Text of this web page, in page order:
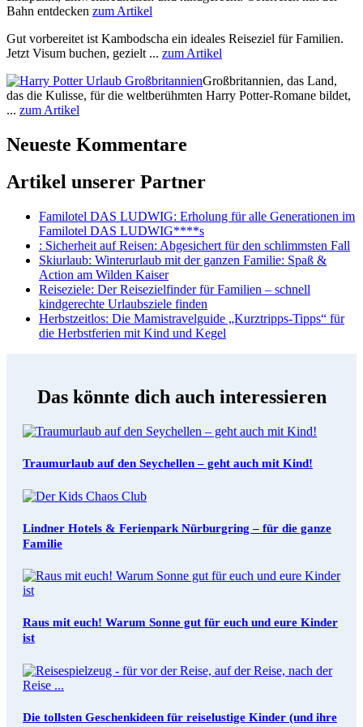
Bahn entdecken zum Artikel
Gut vorbereitet ist Kambodscha ein ideales Reiseziel für Familien.
Jetzt Visum buchen, gezielt ... zum Artikel
Großbritannien, das Land,
das die Kulisse, für die weltberühmten Harry Potter-Romane bildet,
... zum Artikel
Neueste Kommentare
Artikel unserer Partner
Familotel DAS LUDWIG: Erholung für alle Generationen im
Familotel DAS LUDWIG****s
: Sicherheit auf Reisen: Abgesichert für den schlimmsten Fall
Skiurlaub: Winterurlaub mit der ganzen Familie: Spaß &
Action am Wilden Kaiser
Reiseziele: Der Reisezielfinder für Familien – schnell
kindgerechte Urlaubsziele finden
Herbstzeitlos: Die Mamistravelguide „Kurztripps-Tipps“ für
die Herbstferien mit Kind und Kegel
Das könnte dich auch interessieren
Traumurlaub auf den Seychellen – geht auch mit Kind!
Lindner Hotels & Ferienpark Nürburgring – für die ganze
Familie
Raus mit euch! Warum Sonne gut für euch und eure Kinder
ist
Die tollsten Geschenkideen für reiselustige Kinder (und ihre